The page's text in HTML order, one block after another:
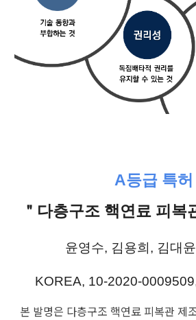
A등급 특허
＂다층구조 핵연료 피복
윤영수, 김용희, 김대
KOREA, 10-2020-
본 발명은 다층구조 핵연료 피복관 제